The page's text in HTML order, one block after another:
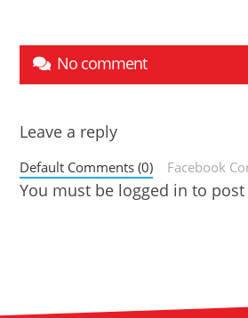
No comment
Leave a reply
Default Comments (0) Facebook
You must be logged in to